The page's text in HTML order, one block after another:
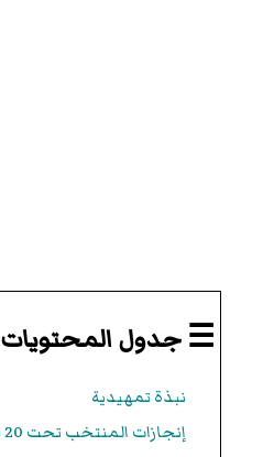
☰ جدول المحتويات
نبذة تمهيدية
إنجازات المنتخب تحت 20 سنة في أفريقيا